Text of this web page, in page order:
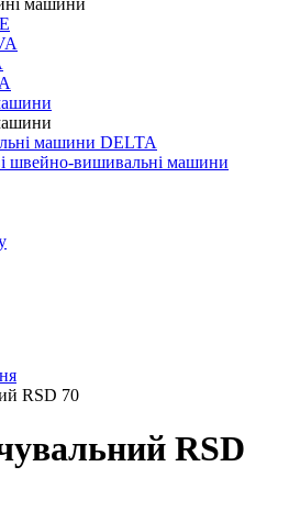
машини
машини DELTA
швейно-вишивальні машини
RSD 70
RSD